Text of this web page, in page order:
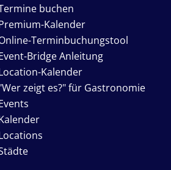
buchen
Kalender
Terminbuchungstool
Bridge Anleitung
Kalender
zeigt es?" für Gastronomie